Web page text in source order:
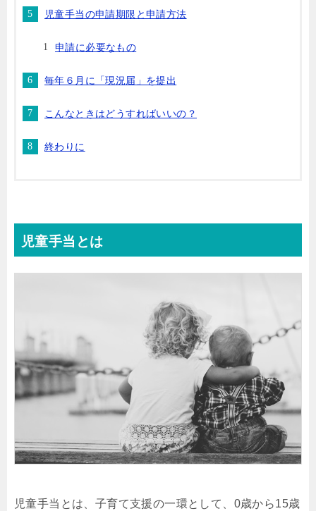
児童手当の申請期限と申請方法
申請に必要なもの
毎年６月に「現況届」を提出
こんなときはどうすればいいの？
終わりに
児童手当とは
児童手当とは、子育て支援の一環として、0歳から15歳